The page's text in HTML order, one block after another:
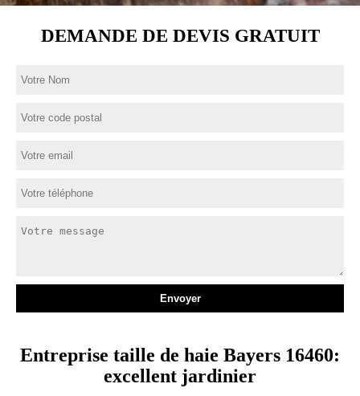
DEMANDE DE DEVIS GRATUIT
Entreprise taille de haie Bayers 16460:
excellent jardinier